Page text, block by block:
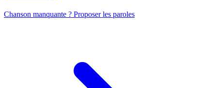
Chanson manquante ? Proposer les paroles